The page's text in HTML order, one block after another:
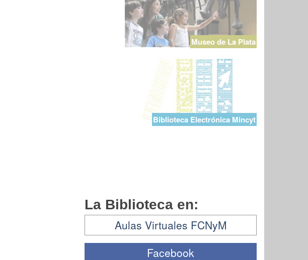
Museo de La Plata
Biblioteca Electrónica Mincyt
La Biblioteca en:
Aulas Virtuales FCNyM
Facebook